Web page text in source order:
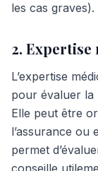
les cas graves).
2. Expertise
L’expertise
pour évaluer la
Elle peut être
l’assurance ou
permet
conseille